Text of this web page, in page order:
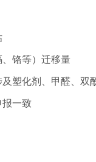
铬等）迁移量
塑化剂、甲醛、双
一致